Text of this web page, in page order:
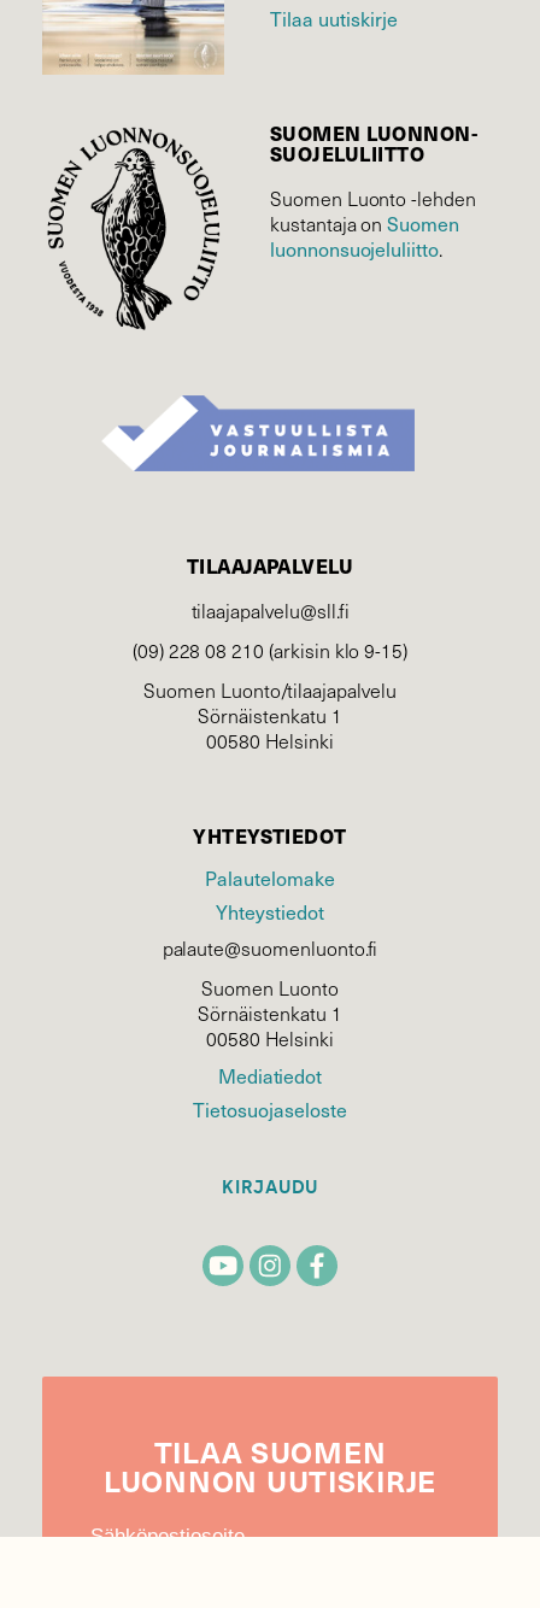
Tilaa uutiskirje
SUOMEN LUONNON­
SUOJELU­LIITTO
Suomen Luonto -lehden
kustantaja onSuomen
luonnonsuojelu­liitto.
TILAAJAPALVELU
tilaajapalvelu@sll.fi
(09) 228 08 210 (arkisin klo 9-15)
Suomen Luonto/tilaajapalvelu
Sörnäistenkatu 1
00580 Helsinki
YHTEYSTIEDOT
Palautelomake
Yhteystiedot
palaute@suomenluonto.fi
Suomen Luonto
Sörnäistenkatu 1
00580 Helsinki
Mediatiedot
Tietosuojaseloste
KIRJAUDU
TILAA SUOMEN
LUONNON UUTIS­KIRJE
Sähköpostiosoite